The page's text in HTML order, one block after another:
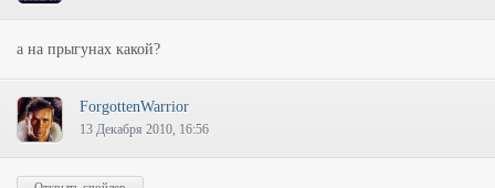
а на прыгунах какой?
ForgottenWarrior
13 Декабря 2010, 16:56